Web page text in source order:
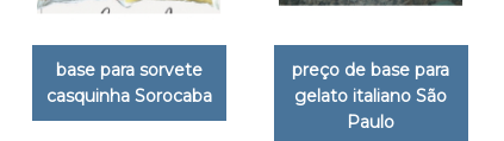
base para sorvete
casquinha Sorocaba
preço de base para
gelato italiano São
Paulo